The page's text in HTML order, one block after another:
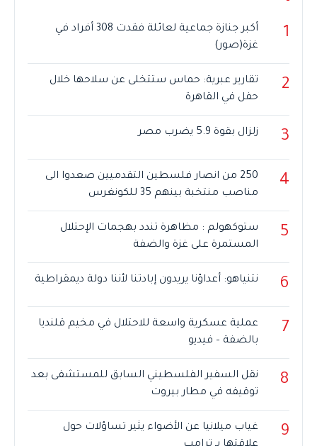
1
أكبر جنازة جماعية لعائلة فقدت 308 أفراد في
غزة(صور)
2
تقارير عبرية: حماس ستتخلى عن سلاحها خلال
حفل في القاهرة
3 زلزال بقوة 5.9 يضرب مصر
4
250 من انصار فلسطين التقدميين صعدوا الى
مناصب منتخبة بينهم 35 للكونغرس
5
ستوكهولم : مظاهرة تندد بهجمات الإحتلال
المستمرة على غزة والضفة
6 نتنياهو: أعداؤنا يريدون إبادتنا لأننا دولة ديمقراطية
7
عملية عسكرية واسعة للاحتلال في مخيم قلنديا
بالضفة – فيديو
8
نقل السفير الفلسطيني السابق للمستشفى بعد
توقيفه في مطار بيروت
9
غياب ميلانيا عن الأضواء يثير تساؤلات حول